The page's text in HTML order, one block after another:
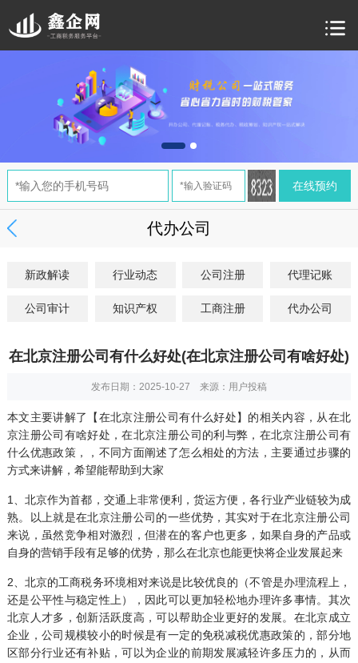
代办公司
新政解读 行业动态 公司注册 代理记账
公司审计 知识产权 工商注册 代办公司
在北京注册公司有什么好处(在北京注册公司有啥好处)
发布日期：2025-10-27 来源：用户投稿
本文主要讲解了【在北京注册公司有什么好处】的相关内容，从在北
京注册公司有啥好处，在北京注册公司的利与弊，在北京注册公司有
什么优惠政策，，不同方面阐述了怎么相处的方法，主要通过步骤的
方式来讲解，希望能帮助到大家
1、北京作为首都，交通上非常便利，货运方便，各行业产业链较为成
熟。以上就是在北京注册公司的一些优势，其实对于在北京注册公司
来说，虽然竞争相对激烈，但潜在的客户也更多，如果自身的产品或
自身的营销手段有足够的优势，那么在北京也能更快将企业发展起来
2、北京的工商税务环境相对来说是比较优良的（不管是办理流程上，
还是公平性与稳定性上），因此可以更加轻松地办理许多事情。其次
北京人才多，创新活跃度高，可以帮助企业更好的发展。在北京成立
企业，公司规模较小的时候是有一定的免税减税优惠政策的，部分地
区部分行业还有补贴，可以为企业的前期发展减轻许多压力的，从而